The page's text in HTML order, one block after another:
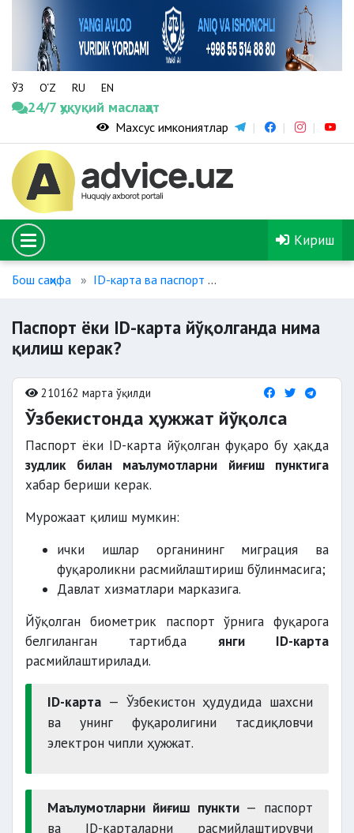
ЎЗ O‘Z RU EN
24/7 ҳуқуқий маслаҳат
Махсус имкониятлар
Кириш
Бош саҳифа ID-карта ва паспорт
Паспорт ёки ID-карта йўқолганда нима
қилиш керак?
210162 марта ўқилди
Ўзбекистонда ҳужжат йўқолса
Паспорт ёки ID-карта йўқолган фуқаро бу ҳақда
зудлик билан маълумотларни йиғиш пунктига
хабар бериши керак.
Мурожаат қилиш мумкин:
ички ишлар органининг миграция ва
фуқароликни расмийлаштириш бўлинмасига;
Давлат хизматлари марказига.
Йўқолган биометрик паспорт ўрнига фуқарога
белгиланган тартибда янги ID-карта
расмийлаштирилади.
ID-карта — Ўзбекистон ҳудудида шахсни
ва унинг фуқаролигини тасдиқловчи
электрон чипли ҳужжат.
Маълумотларни йиғиш пункти— паспорт
ва ID-карталарни расмийлаштирувчи